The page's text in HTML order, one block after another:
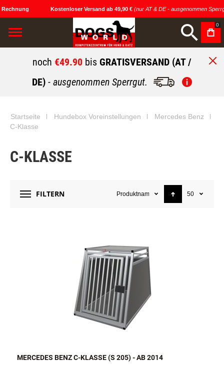
Kostenloser Versand ab 49,90 €(nur AT & DE - ausgenommen
0
noch €49.90 bis GRATISVERSAND (AT /
DE) - ausgenommen Sperrgut.
Startseite Hundebox Voreinstellungen
Mercedes Benz
C-Klasse
C-KLASSE
FILTERN Produktname 50
MERCEDES BENZ C-KLASSE (S 205) - AB 2014